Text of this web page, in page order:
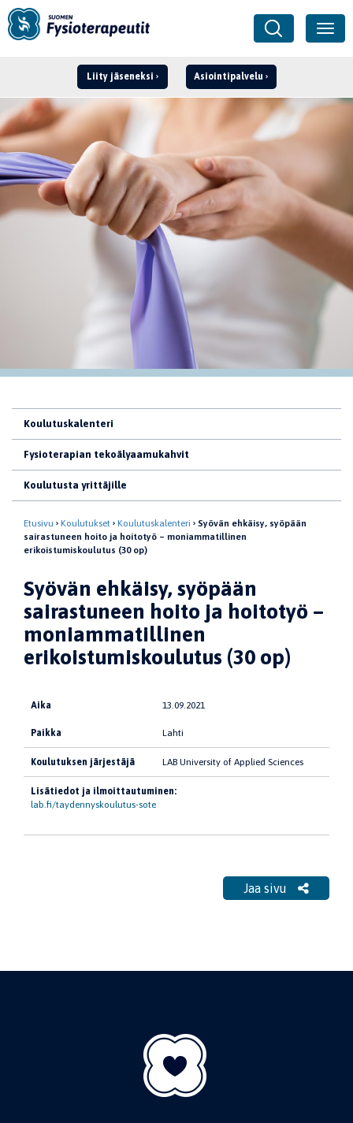
Liity jäseneksi Asiointipalvelu
Kirjaudu ›
Koulutuskalenteri
Fysioterapian tekoälyaamukahvit
Koulutusta yrittäjille
Etusivu Koulutukset Koulutuskalenteri
Syövän ehkäisy, syöpään
sairastuneen hoito ja hoitotyö – moniammatillinen
erikoistumiskoulutus (30 op)
Syövän ehkäisy, syöpään
sairastuneen hoito ja hoitotyö –
moniammatillinen
erikoistumiskoulutus (30 op)
Aika 13.09.2021
Paikka Lahti
Koulutuksen järjestäjä LAB University of Applied Sciences
Lisätiedot ja ilmoittautuminen:
lab.fi/taydennyskoulutus-sote
Jaa sivu